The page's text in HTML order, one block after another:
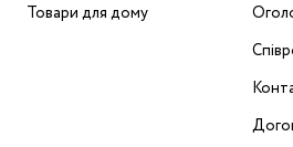
Товари для дому